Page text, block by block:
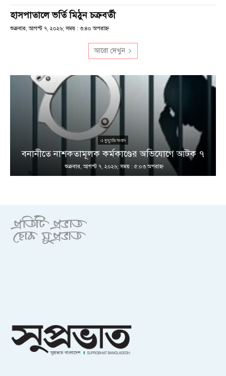
হাসপাতালে ভর্তি মিঠুন চক্রবর্তী
শুক্রবার, আগস্ট ৭, ২০২৬; সময় : ৩:৪০ অপরাহ্ণ
আরো দেখুন
এ মুহূর্তের সংবাদ
বনানীতে নাশকতামূলক কর্মকাণ্ডের অভিযোগে আটক ৭
শুক্রবার, আগস্ট ৭, ২০২৬; সময় : ৫:০৩ অপরাহ্ণ